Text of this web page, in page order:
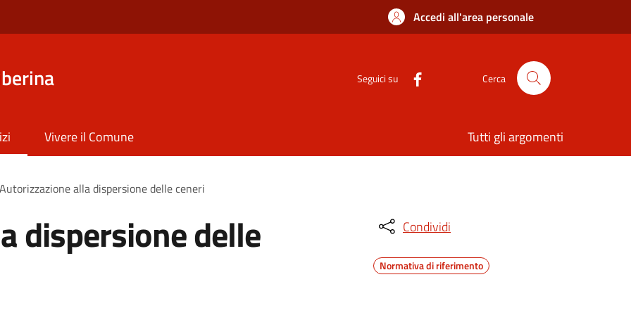
Accedi all'area personale
Seguici su Cerca
Vivere il Comune Tutti gli argomenti
Autorizzazione alla dispersione delle ceneri
dispersione delle Condividi
Normativa di riferimento